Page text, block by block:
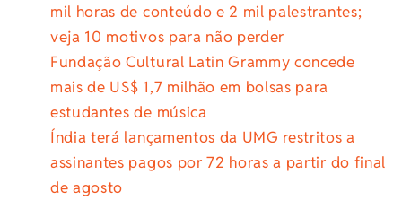
mil horas de conteúdo e 2 mil palestrantes;
veja 10 motivos para não perder
Fundação Cultural Latin Grammy concede
mais de US$ 1,7 milhão em bolsas para
estudantes de música
Índia terá lançamentos da UMG restritos a
assinantes pagos por 72 horas a partir do final
de agosto